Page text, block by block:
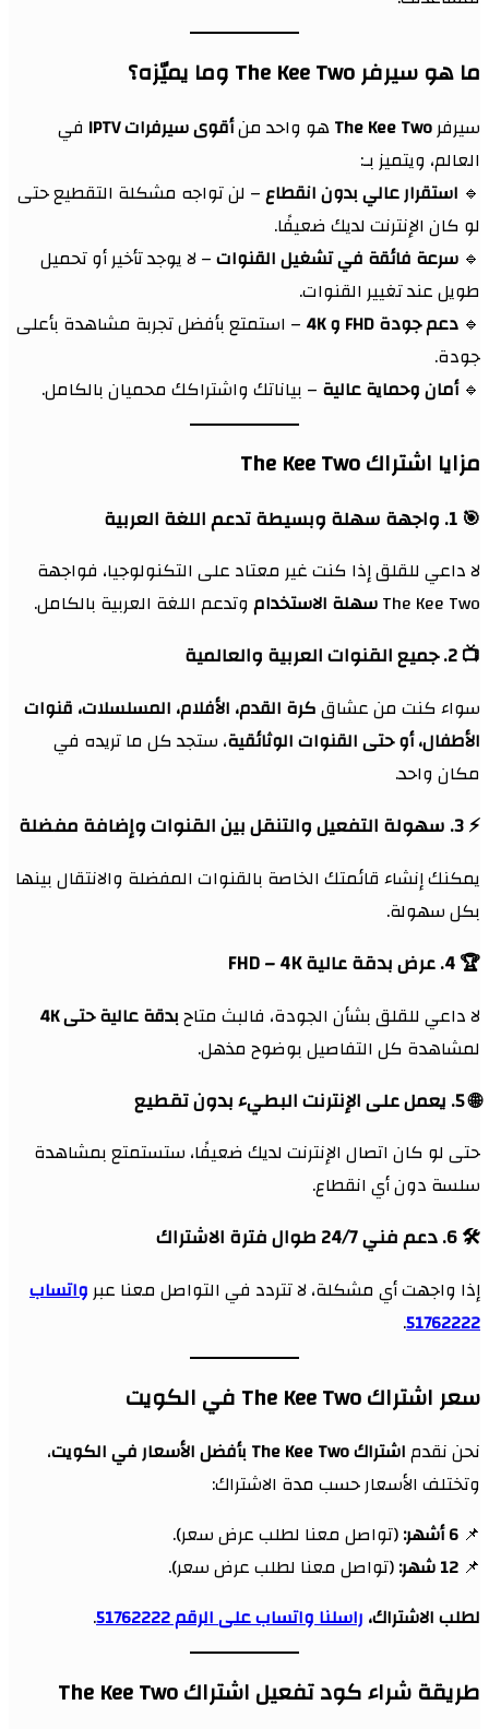
ما هو سيرفر The Kee Two وما يميّزه؟
سيرفرThe Kee Twoهو واحد منأقوى سيرفرات IPTV
في
العالم، ويتميز بـ:
🔹 استقرار عالي بدون انقطاع– لن تواجه مشكلة التقطيع حتى
لو كان الإنترنت لديك ضعيفًا.
🔹 سرعة فائقة في تشغيل القنوات– لا يوجد تأخير أو تحميل
طويل عند تغيير القنوات.
🔹 دعم جودة FHD و 4K
– استمتع بأفضل تجربة مشاهدة بأعلى
جودة.
🔹أمان وحماية عالية – بياناتك واشتراكك محميان بالكامل.
مزايا اشتراك The Kee Two
🎯1. واجهة سهلة وبسيطة تدعم اللغة العربية
لا داعي للقلق إذا كنت غير معتاد على التكنولوجيا، فواجهة
The Kee Twoسهلة الاستخدام وتدعم اللغة العربية بالكامل.
📺2. جميع القنوات العربية والعالمية
سواء كنت من عشاقكرة القدم، الأفلام، المسلسلات، قنوات
الأطفال، أو حتى القنوات الوثائقية، ستجد كل ما تريده في
مكان واحد.
⚡3. سهولة التفعيل والتنقل بين القنوات وإضافة مفضلة
يمكنك إنشاء قائمتك الخاصة بالقنوات المفضلة والانتقال بينها
بكل سهولة.
🏆4. عرض بدقة عالية FHD – 4K
لا داعي للقلق بشأن الجودة، فالبث متاحبدقة عالية حتى 4K
لمشاهدة كل التفاصيل بوضوح مذهل.
🌐5. يعمل على الإنترنت البطيء بدون تقطيع
حتى لو كان اتصال الإنترنت لديك ضعيفًا، ستستمتع بمشاهدة
سلسة دون أي انقطاع.
🛠6. دعم فني 24/7 طوال فترة الاشتراك
إذا واجهت أي مشكلة، لا تتردد في التواصل معنا عبرواتساب
51762222
.
سعر اشتراك The Kee Two في الكويت
نحن نقدماشتراك The Kee Two بأفضل الأسعار في الكويت
،
وتختلف الأسعار حسب مدة الاشتراك:
📌 6 أشهر:
(تواصل معنا لطلب عرض سعر).
📌 12 شهر:
(تواصل معنا لطلب عرض سعر).
لطلب الاشتراك، راسلنا واتساب على الرقم 51762222 .
طريقة شراء كود تفعيل اشتراك The Kee Two